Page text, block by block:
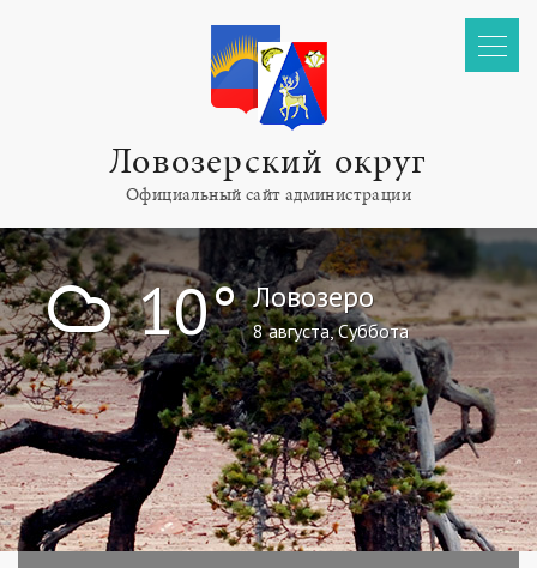
Ловозерский округ
Официальный сайт администрации
! 10° Ловозеро
8 августа, Суббота